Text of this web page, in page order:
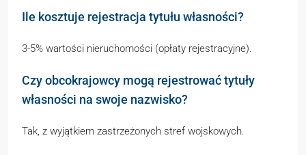
Ile kosztuje rejestracja tytułu własności?
3-5% wartości nieruchomości (opłaty rejestracyjne).
Czy obcokrajowcy mogą rejestrować tytuły
własności na swoje nazwisko?
Tak, z wyjątkiem zastrzeżonych stref wojskowych.